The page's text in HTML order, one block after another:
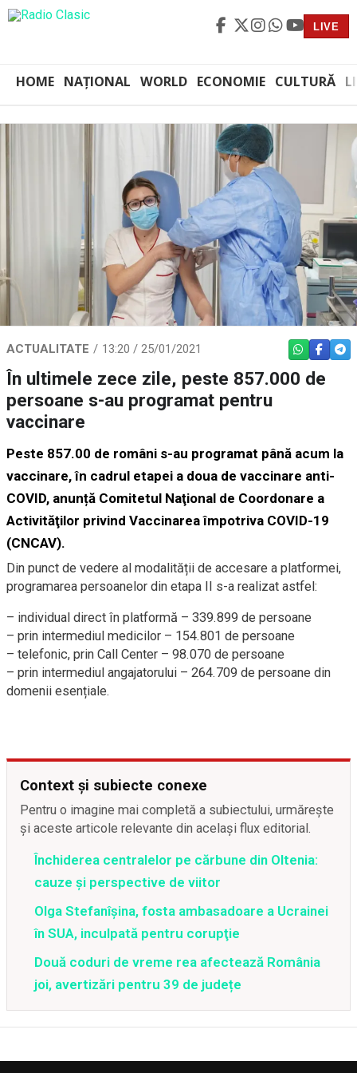
LIVE
HOME NAȚIONAL WORLD ECONOMIE CULTURĂ
ACTUALITATE 13:20 / 25/01/2021 WHATSAPP
În ultimele zece zile, peste 857.000 de
persoane s-au programat pentru
vaccinare
Peste 857.00 de români s-au programat până acum la
vaccinare, în cadrul etapei a doua de vaccinare anti-
COVID, anunță Comitetul Naţional de Coordonare a
Activităţilor privind Vaccinarea împotriva COVID-19
(CNCAV).
Din punct de vedere al modalității de accesare a platformei,
programarea persoanelor din etapa II s-a realizat astfel:
– individual direct în platformă – 339.899 de persoane
– prin intermediul medicilor – 154.801 de persoane
– telefonic, prin Call Center – 98.070 de persoane
– prin intermediul angajatorului – 264.709 de persoane din
domenii esențiale.
Context și subiecte conexe
Pentru o imagine mai completă a subiectului, urmărește
și aceste articole relevante din același flux editorial.
Închiderea centralelor pe cărbune din Oltenia:
cauze și perspective de viitor
Olga Stefanîşina, fosta ambasadoare a Ucrainei
în SUA, inculpată pentru corupţie
Două coduri de vreme rea afectează România
joi, avertizări pentru 39 de județe